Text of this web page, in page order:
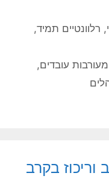
, רלוונטיים תמיד,
מעורבות עובדים,
וריכוז בקרב